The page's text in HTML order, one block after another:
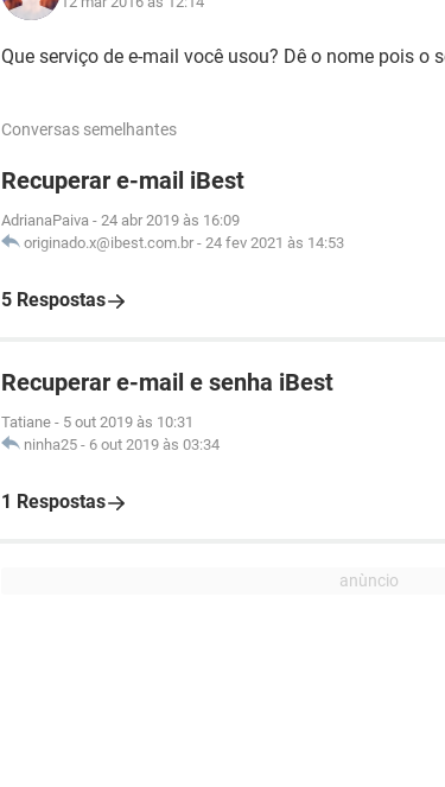
Que serviço de e-mail você usou? Dê o nome pois o
Conversas semelhantes
Recuperar e-mail iBest
AdrianaPaiva - 24 abr 2019 às 16:09
originado.x@ibest.com.br - 24 fev 2021 às 14:53
5 Respostas
Recuperar e-mail e senha iBest
Tatiane - 5 out 2019 às 10:31
ninha25 - 6 out 2019 às 03:34
1 Respostas